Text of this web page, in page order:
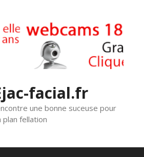
facial.fr
une bonne suceuse pour
plan fellation